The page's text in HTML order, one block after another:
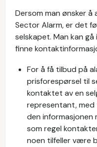
Dersom man ønsker å
Sector Alarm, er det
selskapet. Man kan
finne
For å få tilbud på
prisforespørsel til
kontaktet av en
representant,
den informasjonen
som regel
noen tilfeller være